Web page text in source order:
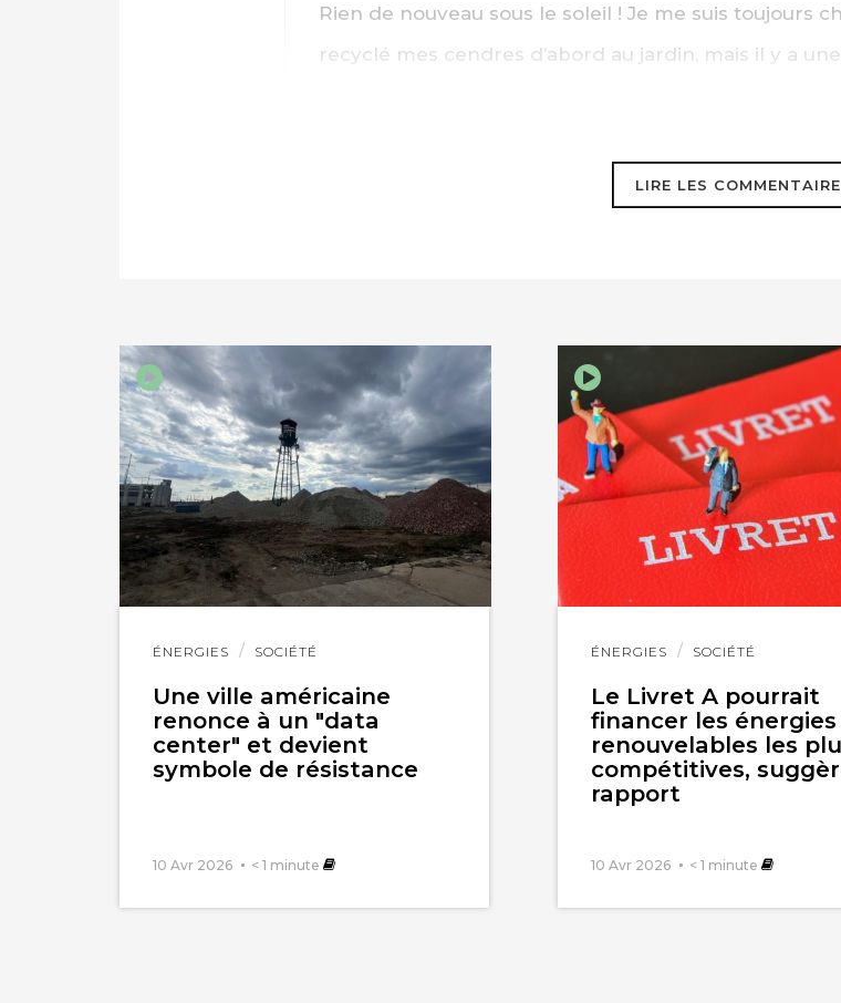
IMPRIMERRien de nouveau sous le soleil ! Je me suis toujours
recyclé mes cendres d’abord au jardin, mais il y a
LIRE LES
ÉNERGIES SOCIÉTÉ
Une ville américaine
renonce à un "data
center" et devient
symbole de résistance
10 Avr 2026 < 1 minute
Lire
ÉNERGIES SOCIÉTÉ
Le Livret A pourrait
financer les énergies
renouvelables les
compétitives,
rapport
10 Avr 2026 < 1 minute
Lire